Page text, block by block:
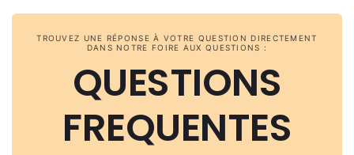
TROUVEZ UNE RÉPONSE À VOTRE QUESTION DIRECTEMENT
DANS NOTRE FOIRE AUX QUESTIONS :
QUESTIONS
FREQUENTES